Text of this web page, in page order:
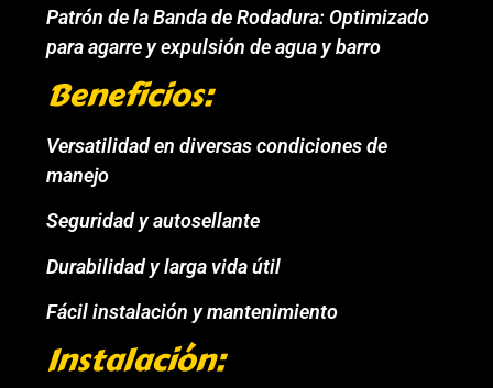
Patrón de la Banda de Rodadura: Optimizado
para agarre y expulsión de agua y barro
Beneficios:
Versatilidad en diversas condiciones de
manejo
Seguridad y autosellante
Durabilidad y larga vida útil
Fácil instalación y mantenimiento
Instalación: